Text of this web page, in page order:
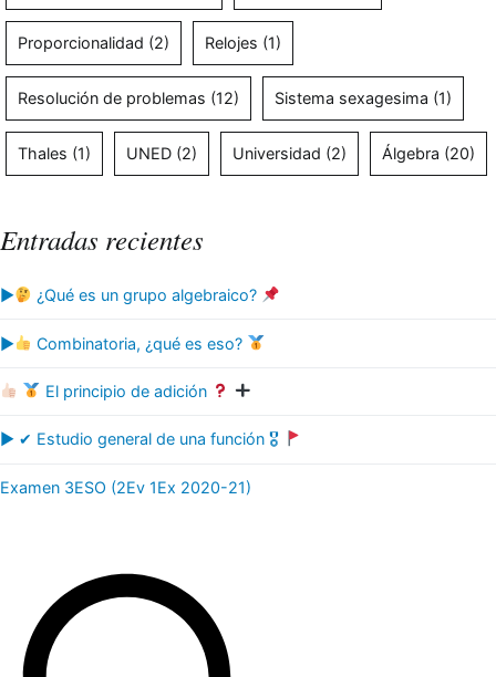
Proporcionalidad (2) Relojes (1)
Resolución de problemas (12) Sistema sexagesima (1)
Thales (1) UNED (2) Universidad (2) Álgebra (20)
Entradas recientes
▶ ¿Qué es un grupo algebraico?
▶ Combinatoria, ¿qué es eso?
El principio de adición
▶ ✔ Estudio general de una función 🎖
Examen 3ESO (2Ev 1Ex 2020-21)